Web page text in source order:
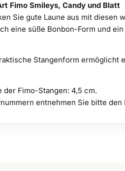
Fimo Smileys, Candy und Blatt
Sie gute Laune aus mit diesen
eine süße Bonbon-Form und ein
Stangenform ermöglicht
der Fimo-Stangen: 4,5 cm.
entnehmen Sie bitte den